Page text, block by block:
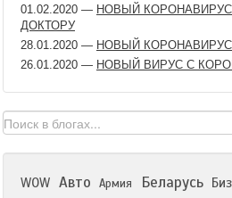
01.02.2020 — НОВЫЙ
ДОКТОРУ
28.01.2020 — НОВЫЙ КОРОНАВИРУС
26.01.2020 — НОВЫЙ ВИРУС С
WOW Авто Армия Беларусь